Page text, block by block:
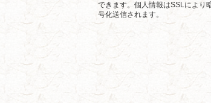
できます。個人情報はSSLにより
号化送信されます。